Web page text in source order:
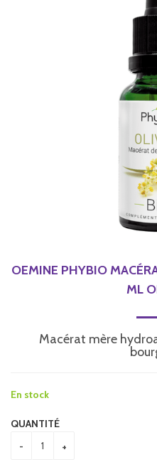
OEMINE PHYBIO
ML
Macérat mère
En stock
QUANTITÉ